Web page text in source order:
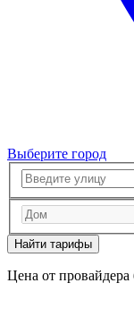
Выберите город
Найти тарифы
Цена от провайдера